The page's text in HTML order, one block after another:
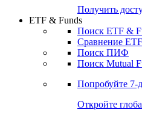
Получить
ETF & Funds
Поиск ETF &
Сравнение
Поиск ПИФ
Поиск Mutual
Попробуйте 7-
Откройте